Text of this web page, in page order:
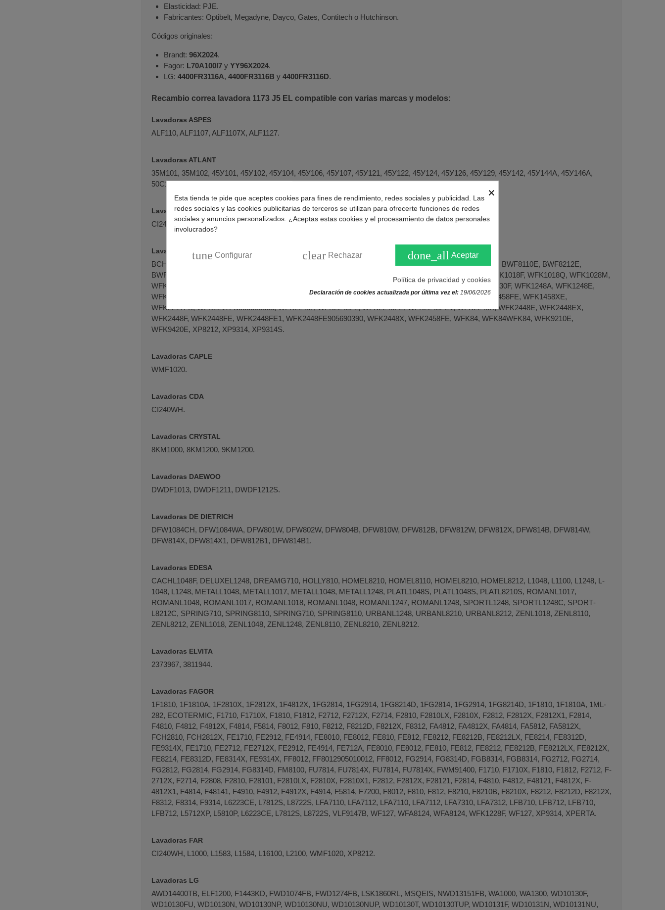
Elasticidad: PJE.
Fabricantes: Optibelt, Megadyne, Dayco, Gates, Contitech o Hutchinson.
Códigos originales:
Brandt: 96X2024.
Fagor: L70A100I7 y YY96X2024.
LG: 4400FR3116A, 4400FR3116B y 4400FR3116D.
Recambio correa lavadora 1173 J5 EL compatible con varias marcas y modelos:
Lavadoras ASPES
ALF110, ALF1107, ALF1107X, ALF1127.
Lavadoras ATLANT
35М101, 35М102, 45У101, 45У102, 45У104, 45У106, 45У107, 45У121, 45У122, 45У124, 45У126, 45У129, 45У142, 45У144А, 45У146А,
50С101, 50С102, 50С104, 50С107, 50С121.
Lavadoras BAXI
CI240WH, WMF1020.
Lavadoras BRANDT
BCH2810, BCH2812X, BWF084T, BWF182T, BWF182TB, BWF184T, BWF184TX, BWF1DT82, BWF1DT84, BWF8110E, BWF8212E,
BWF8212LX, BWF8214E, BWF9212E, BWF9212LX, WFF8281N, WFF8481N, WFK1018A, WFK1018E, WFK1018F, WFK1018Q, WFK1028M,
WFK1028S, WFK1118F, WFK1135EF, WFK1216P, WFK1217F, WFK1218E, WFK1218F, WFK1228F, WFK1230F, WFK1248A, WFK1248E,
WFK1248ES, WFK1317F, WFK1318F, WFK1417F, WFK1418E, WFK1418F, WFK1428F, WFK1448E, WFK1458FE, WFK1458XE,
WFK2217FB, WFK2217FB905690363, WFK2248F, WFK2248F2, WFK2248FE, WFK2248FE1, WFK2248X, WFK2448E, WFK2448EX,
WFK2448F, WFK2448FE, WFK2448FE1, WFK2448FE905690390, WFK2448X, WFK2458FE, WFK84, WFK84WFK84, WFK9210E,
WFK9420E, XP8212, XP9314, XP9314S.
Lavadoras CAPLE
WMF1020.
Lavadoras CDA
CI240WH.
Lavadoras CRYSTAL
8KM1000, 8KM1200, 9KM1200.
Lavadoras DAEWOO
DWDF1013, DWDF1211, DWDF1212S.
Lavadoras DE DIETRICH
DFW1084CH, DFW1084WA, DFW801W, DFW802W, DFW804B, DFW810W, DFW812B, DFW812W, DFW812X, DFW814B, DFW814W,
DFW814X, DFW814X1, DFW­812B1, DFW­814B1.
Lavadoras EDESA
CACH­L1048F, DELUXE­L1248, DREAMG­710, HOLLY­810, HOMEL8210, HOME­L8110, HOME­L8210, HOME­L8212, L1048, L1100, L1248, L­
1048, L­1248, METALL1048, METAL­L1017, METAL­L1048, METAL­L1248, PLATL1048S, PLAT­L1048S, PLAT­L8210S, ROMANL1017,
ROMANL1048, ROMAN­L1017, ROMAN­L1018, ROMAN­L1048, ROMAN­L1247, ROMAN­L1248, SPORT­L1248, SPORT­L1248C, SPORT­
L8212C, SPRING710, SPRING8110, SPRING­710, SPRING­8110, URBAN­L1248, URBAN­L8210, URBAN­L8212, ZENL1018, ZENL8110,
ZENL8212, ZEN­L1018, ZEN­L1048, ZEN­L1248, ZEN­L8110, ZEN­L8210, ZEN­L8212.
Lavadoras ELVITA
2373967, 3811944.
Lavadoras FAGOR
1F1810, 1F1810A, 1F2810X, 1F2812X, 1F4812X, 1FG2814, 1FG2914, 1FG8214D, 1FG­2814, 1FG­2914, 1FG­8214D, 1F­1810, 1F­1810A, 1ML­
282, ECOTERMIC, F1710, F1710X, F1810, F1812, F2712, F2712X, F2714, F2810, F2810LX, F2810X, F2812, F2812X, F2812X1, F2814,
F4810, F4812, F4812X, F4814, F5814, F8012, F810, F8212, F8212D, F8212X, F8312, FA­4812, FA­4812X, FA­4814, FA­5812, FA­5812X,
FCH2810, FCH2812X, FE1710, FE2912, FE4914, FE8010, FE8012, FE810, FE812, FE8212, FE8212B, FE8212LX, FE8214, FE8312D,
FE9314X, FE­1710, FE­2712, FE­2712X, FE­2912, FE­4914, FE­712A, FE­8010, FE­8012, FE­810, FE­812, FE­8212, FE­8212B, FE­8212LX, FE­8212X,
FE­8214, FE­8312D, FE­8314X, FE­9314X, FF8012, FF8012905010012, FF­8012, FG2914, FG8314D, FGB8314, FGB­8314, FG­2712, FG­2714,
FG­2812, FG­2814, FG­2914, FG­8314D, FM8100, FU7814, FU7814X, FU­7814, FU­7814X, FWM91400, F­1710, F­1710X, F­1810, F­1812, F­2712, F­
2712X, F­2714, F­2808, F­2810, F­28101, F­2810LX, F­2810X, F­2810X­1, F­2812, F­2812X, F­2812­1, F­2814, F­4810, F­4812, F­48121, F­4812X, F­
4812X­1, F­4814, F­4814­1, F­4910, F­4912, F­4912X, F­4914, F­5814, F­7200, F­8012, F­810, F­812, F­8210, F­8210B, F­8210X, F­8212, F­8212D, F­8212X,
F­8312, F­8314, F­9314, L6223CE, L7812S, L8722S, LFA7110, LFA7112, LFA­7110, LFA­7112, LFA­7310, LFA­7312, LFB710, LFB712, LFB­710,
LFB­712, L­5712XP, L­5810P, L­6223CE, L­7812S, L­8722S, VLF9147B, WF127, WFA8124, WFA­8124, WFK1228F, WF­127, XP9314, XPERTA.
Lavadoras FAR
CI240WH, L1000, L1583, L1584, L16100, L2100, WMF1020, XP8212.
Lavadoras LG
AWD14400TB, ELF1200, F1443KD, FWD1074FB, FWD1274FB, LSK1860RL, MSQEIS, NWD13151FB, WA1000, WA1300, WD10130F,
WD10130FU, WD10130N, WD10130NP, WD10130NU, WD10130NUP, WD10130T, WD10130TUP, WD10131F, WD10131N, WD10131NU,
×
Esta tienda te pide que aceptes cookies para fines de rendimiento, redes sociales y publicidad. Las
redes sociales y las cookies publicitarias de terceros se utilizan para ofrecerte funciones de redes
sociales y anuncios personalizados. ¿Aceptas estas cookies y el procesamiento de datos personales
involucrados?
tune Configurar clear Rechazar done_all Aceptar
Política de privacidad y cookies
Declaración de cookies actualizada por última vez el: 19/06/2026